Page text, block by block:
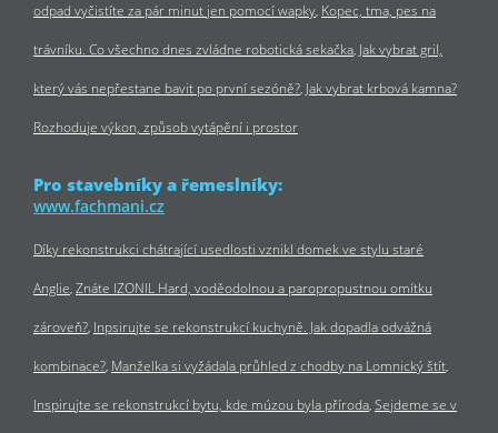
odpad vyčistíte za pár minut jen pomocí wapky Kopec, tma, pes na
trávníku. Co všechno dnes zvládne robotická sekačka Jak vybrat gril,
který vás nepřestane bavit po první sezóně? Jak vybrat krbová kamna?
Rozhoduje výkon, způsob vytápění i prostor
Pro stavebníky a řemeslníky:
www.fachmani.cz
Díky rekonstrukci chátrající usedlosti vznikl domek ve stylu staré
Anglie Znáte IZONIL Hard, voděodolnou a paropropustnou omítku
zároveň? Inpsirujte se rekonstrukcí kuchyně. Jak dopadla odvážná
kombinace? Manželka si vyžádala průhled z chodby na Lomnický štít
Inspirujte se rekonstrukcí bytu, kde múzou byla příroda Sejdeme se v